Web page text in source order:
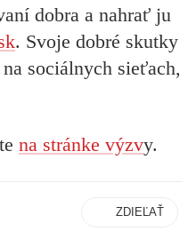
dobra a nahrať ju
. Svoje dobré skutky
sociálnych sieťach,
na stránke výzvy.
ZDIEĽAŤ